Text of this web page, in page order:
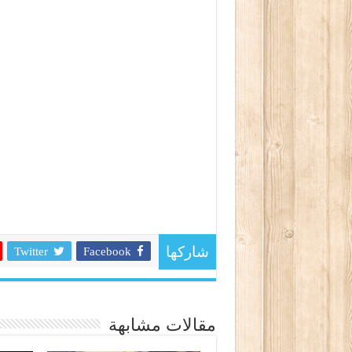
شاركها Facebook
Twitter
مقالات مشابهة